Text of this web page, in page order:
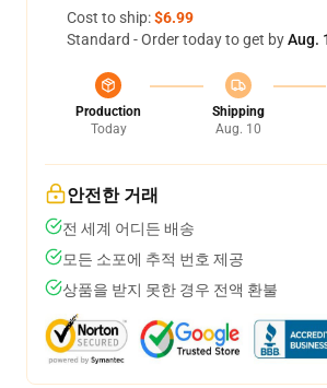
Cost to ship:$6.99
Standard - Order today to get byAug.
Production
Today
Shipping
Aug. 10
안전한 거래
전 세계 어디든 배송
모든 소포에 추적 번호 제공
상품을 받지 못한 경우 전액 환불